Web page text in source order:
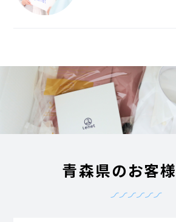
青森県のお客